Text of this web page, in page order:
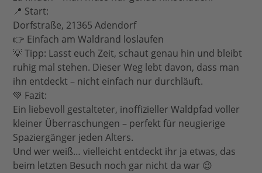
📍 Start:
Dorfstraße, 21365 Adendorf
👉 Einfach am Waldrand loslaufen
💡 Tipp: Lasst euch Zeit, schaut genau hin und bleibt
ruhig mal stehen. Dieser Weg lebt davon, dass man
ihn entdeckt – nicht einfach nur durchläuft.
💚 Fazit:
Ein liebevoll gestalteter, inoffizieller Waldpfad voller
kleiner Überraschungen – perfekt für neugierige
Spaziergänger jeden Alters.
Und wer weiß… vielleicht entdeckt ihr ja etwas, das
beim letzten Besuch noch gar nicht da war 😉